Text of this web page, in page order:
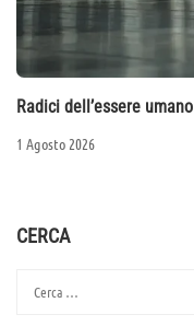
Radici dell’essere umano
1 Agosto 2026
CERCA